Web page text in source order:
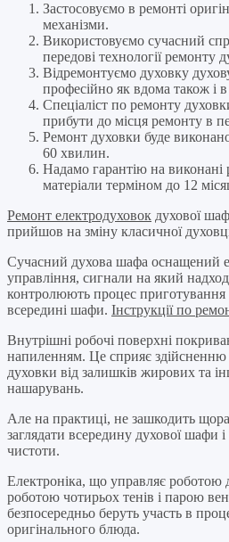
Застосовуємо в ремонті
механізми.
Використовуємо сучасний
передові технології ремонту
Відремонтуємо духовку
професійно як вдома також і
Спеціаліст по ремонту
прибути до місця ремонту в
Ремонт духовки буде
60 хвилин.
Надамо гарантію на виконані
матеріали терміном до 12
Ремонт електродуховок духової
прийшов на зміну класичної
Сучасний духова шафа оснащений
управління, сигнали на який
контролюють процес приготування
всередині шафи. Інструкції по
Внутрішні робочі поверхні
напиленням. Це сприяє
духовки від залишків жирових та
нашарувань.
Але на практиці, не зашкодить
заглядати всередину духової шафи
чистоти.
Електроніка, що управляє роботою
роботою чотирьох тенів і парою
безпосередньо беруть участь в
оригінального блюда.